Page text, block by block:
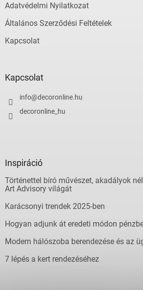
Adatvédelmi Nyilatkozat
Általános Szerződési Feltételek
Kapcsolat
Kapcsolat
info@decoronline.hu
decoronline_hu
Inspiráció
Történettel bíró művészet, akadályok
Art Advisory világát
Karácsonyi trendek 2025-ben
Hogyan adjunk át eredeti módon
Modern hálószoba berendezése és az
7 lépés a kert rendezéséhez